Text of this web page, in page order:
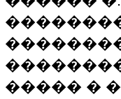
����� �